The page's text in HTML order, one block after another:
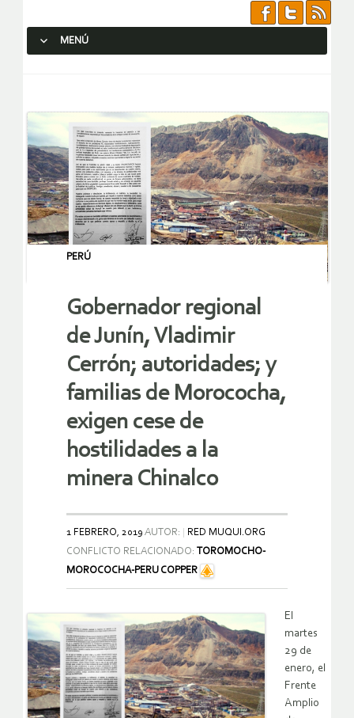
MENÚ
PERÚ
Gobernador regional
de Junín, Vladimir
Cerrón; autoridades; y
familias de Morococha,
exigen cese de
hostilidades a la
minera Chinalco
1 FEBRERO, 2019 AUTOR:
RED MUQUI.ORG
CONFLICTO RELACIONADO: TOROMOCHO-
MOROCOCHA-PERU COPPER
El
martes
29 de
enero, el
Frente
Amplio